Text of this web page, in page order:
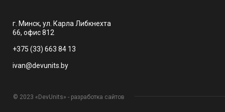
г. Минск, ул. Карла Либкнехта
66, офис 812
+375 (33) 663 84 13
ivan@devunits.by
© 2023 «DevUnits» - разработка сайтов